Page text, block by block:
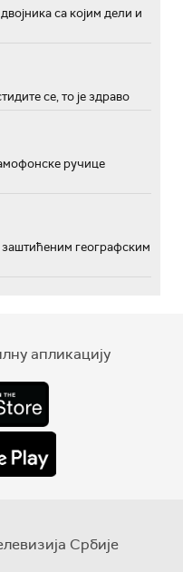
са којим дели и
се, то је здраво
ручице
географским
апликацију
Србије